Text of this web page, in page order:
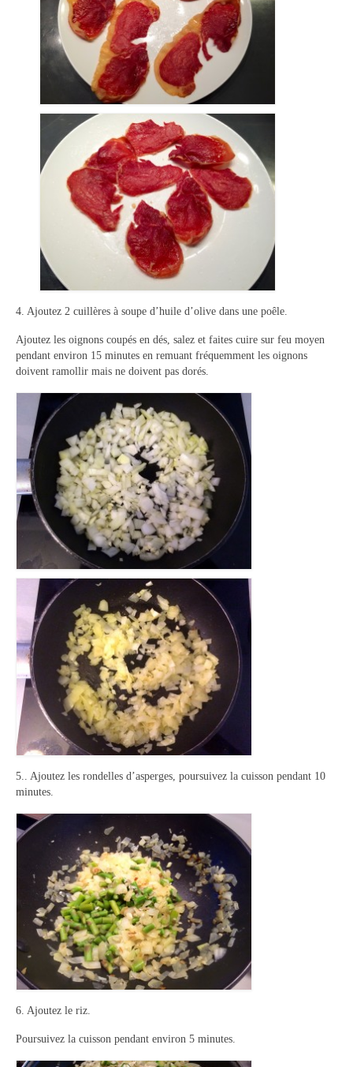
4. Ajoutez 2 cuillères à soupe d’huile d’olive dans une poêle.
Ajoutez les oignons coupés en dés, salez et faites cuire sur feu moyen
pendant environ 15 minutes en remuant fréquemment les oignons
doivent ramollir mais ne doivent pas dorés.
5.. Ajoutez les rondelles d’asperges, poursuivez la cuisson pendant 10
minutes.
6. Ajoutez le riz.
Poursuivez la cuisson pendant environ 5 minutes.